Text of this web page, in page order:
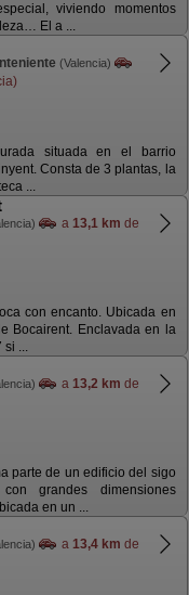
viviendo momentos
El a ...
(Valencia)
situada en el barrio
Consta de 3 plantas, la
...
a 13,1 km de
con encanto. Ubicada en
Bocairent. Enclavada en la
si ...
a 13,2 km de
parte de un edificio del sigo
grandes dimensiones
en un ...
a 13,4 km de